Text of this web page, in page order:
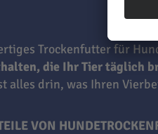
Trockenfutter für
die Ihr Tier täglich
drin, was Ihren
VON